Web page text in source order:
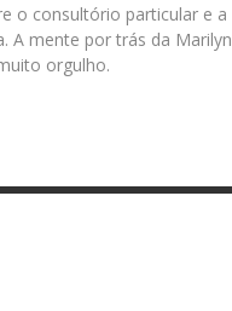
o consultório particular e a
A mente por trás da Marilyn
orgulho.